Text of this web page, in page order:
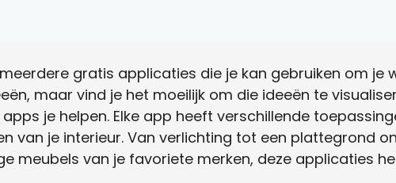
gratis applicaties die je kan gebruiken om je
maar vind je het moeilijk om die ideeën te
apps je helpen. Elke app heeft verschillende
van je interieur. Van verlichting tot een plattegrond
meubels van je favoriete merken, deze applicaties